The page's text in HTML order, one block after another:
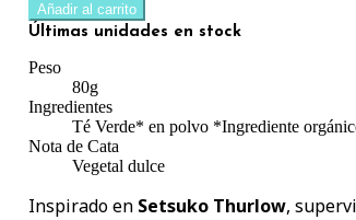
Añadir al carrito
Últimas unidades en stock
Peso
80g
Ingredientes
Té Verde* en polvo *Ingrediente
Nota de Cata
Vegetal dulce
Inspirado en Setsuko Thurlow,